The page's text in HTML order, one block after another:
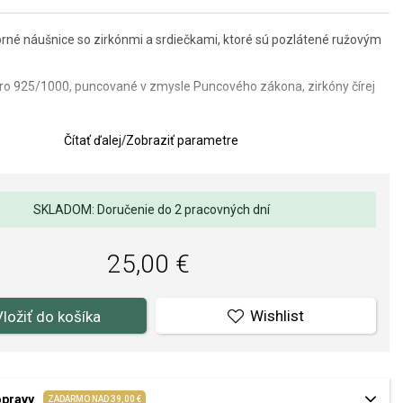
náušnice so zirkónmi a srdiečkami, ktoré sú pozlátené ružovým
925/1000, puncované v zmysle Puncového zákona, zirkóny čírej
upravené platinovým kovom rhódiom, ktoré zaručuje vysoký
ružovým zlatom 585/1000.
8 x 8 mm
a perál spĺňa náročné požiadavky.
Čítať ďalej/Zobraziť parametre
SKLADOM: Doručenie do 2 pracovných dní
25,00 €
do košíka Wishlist
ZADARMO NAD 39,00 €